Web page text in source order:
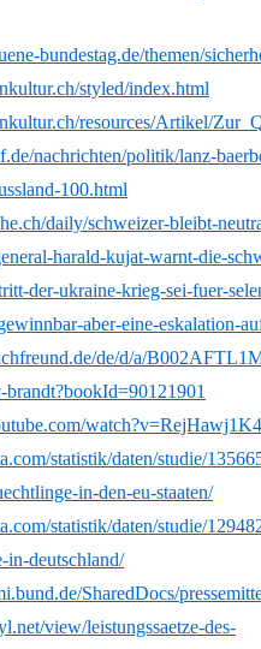
bundestag.de/themen/
styled/index.html
resources/Artikel/
nachrichten/politik/lanz-
100.html
daily/schweizer-bleibt-
harald-kujat-warnt-die-
der-ukraine-krieg-sei-fuer-
aber-eine-eskalation-
de/d/a/
statistik/daten/studie/
in-den-eu-staaten/
statistik/daten/studie/
in-deutschland/
SharedDocs/
view/leistungssaetze-des-